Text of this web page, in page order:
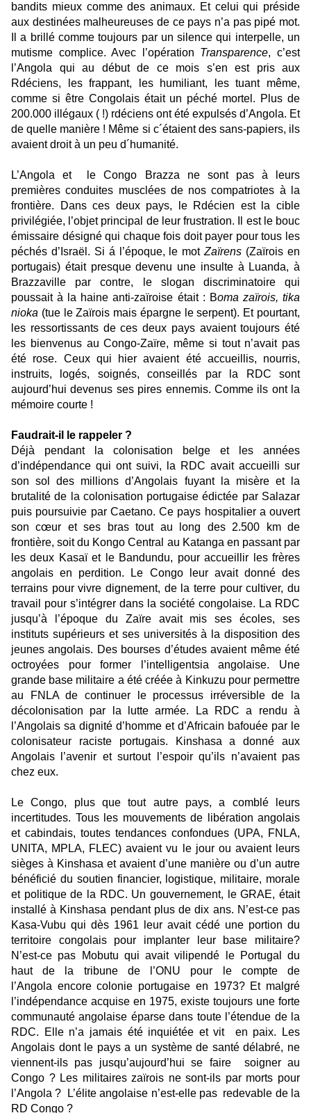
bandits mieux comme des animaux. Et celui qui préside
aux destinées malheureuses de ce pays n’a pas pipé mot.
Il a brillé comme toujours par un silence qui interpelle, un
mutisme complice. Avec l’opération Transparence, c’est
l’Angola qui au début de ce mois s’en est pris aux
Rdéciens, les frappant, les humiliant, les tuant même,
comme si être Congolais était un péché mortel. Plus de
200.000 illégaux ( !) rdéciens ont été expulsés d’Angola. Et
de quelle manière ! Même si c´étaient des sans-papiers, ils
avaient droit à un peu d´humanité.
L’Angola et le Congo Brazza ne sont pas à leurs
premières conduites musclées de nos compatriotes à la
frontière. Dans ces deux pays, le Rdécien est la cible
privilégiée, l’objet principal de leur frustration. Il est le bouc
émissaire désigné qui chaque fois doit payer pour tous les
péchés d’Israël. Si á l’époque, le motZaïrens (Zaïrois en
portugais) était presque devenu une insulte à Luanda, à
Brazzaville par contre, le slogan discriminatoire qui
poussait à la haine anti-zaïroise était : Boma zaïrois, tika
nioka (tue le Zaïrois mais épargne le serpent). Et pourtant,
les ressortissants de ces deux pays avaient toujours été
les bienvenus au Congo-Zaïre, même si tout n’avait pas
été rose. Ceux qui hier avaient été accueillis, nourris,
instruits, logés, soignés, conseillés par la RDC sont
aujourd’hui devenus ses pires ennemis. Comme ils ont la
mémoire courte !
Faudrait-il le rappeler ?
Déjà pendant la colonisation belge et les années
d’indépendance qui ont suivi, la RDC avait accueilli sur
son sol des millions d’Angolais fuyant la misère et la
brutalité de la colonisation portugaise édictée par Salazar
puis poursuivie par Caetano. Ce pays hospitalier a ouvert
son cœur et ses bras tout au long des 2.500 km de
frontière, soit du Kongo Central au Katanga en passant par
les deux Kasaï et le Bandundu, pour accueillir les frères
angolais en perdition. Le Congo leur avait donné des
terrains pour vivre dignement, de la terre pour cultiver, du
travail pour s’intégrer dans la société congolaise. La RDC
jusqu’à l’époque du Zaïre avait mis ses écoles, ses
instituts supérieurs et ses universités à la disposition des
jeunes angolais. Des bourses d’études avaient même été
octroyées pour former l’intelligentsia angolaise. Une
grande base militaire a été créée à Kinkuzu pour permettre
au FNLA de continuer le processus irréversible de la
décolonisation par la lutte armée. La RDC a rendu à
l’Angolais sa dignité d’homme et d’Africain bafouée par le
colonisateur raciste portugais. Kinshasa a donné aux
Angolais l’avenir et surtout l’espoir qu’ils n’avaient pas
chez eux.
Le Congo, plus que tout autre pays, a comblé leurs
incertitudes. Tous les mouvements de libération angolais
et cabindais, toutes tendances confondues (UPA, FNLA,
UNITA, MPLA, FLEC) avaient vu le jour ou avaient leurs
sièges à Kinshasa et avaient d’une manière ou d’un autre
bénéficié du soutien financier, logistique, militaire, morale
et politique de la RDC. Un gouvernement, le GRAE, était
installé à Kinshasa pendant plus de dix ans. N’est-ce pas
Kasa-Vubu qui dès 1961 leur avait cédé une portion du
territoire congolais pour implanter leur base militaire?
N’est-ce pas Mobutu qui avait vilipendé le Portugal du
haut de la tribune de l’ONU pour le compte de
l’Angola encore colonie portugaise en 1973? Et malgré
l’indépendance acquise en 1975, existe toujours une forte
communauté angolaise éparse dans toute l’étendue de la
RDC. Elle n’a jamais été inquiétée et vit en paix. Les
Angolais dont le pays a un système de santé délabré, ne
viennent-ils pas jusqu’aujourd’hui se faire soigner au
Congo ? Les militaires zaïrois ne sont-ils par morts pour
l’Angola ? L’élite angolaise n’est-elle pas redevable de la
RD Congo ?